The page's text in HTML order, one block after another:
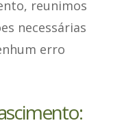
reunimos
necessárias
erro